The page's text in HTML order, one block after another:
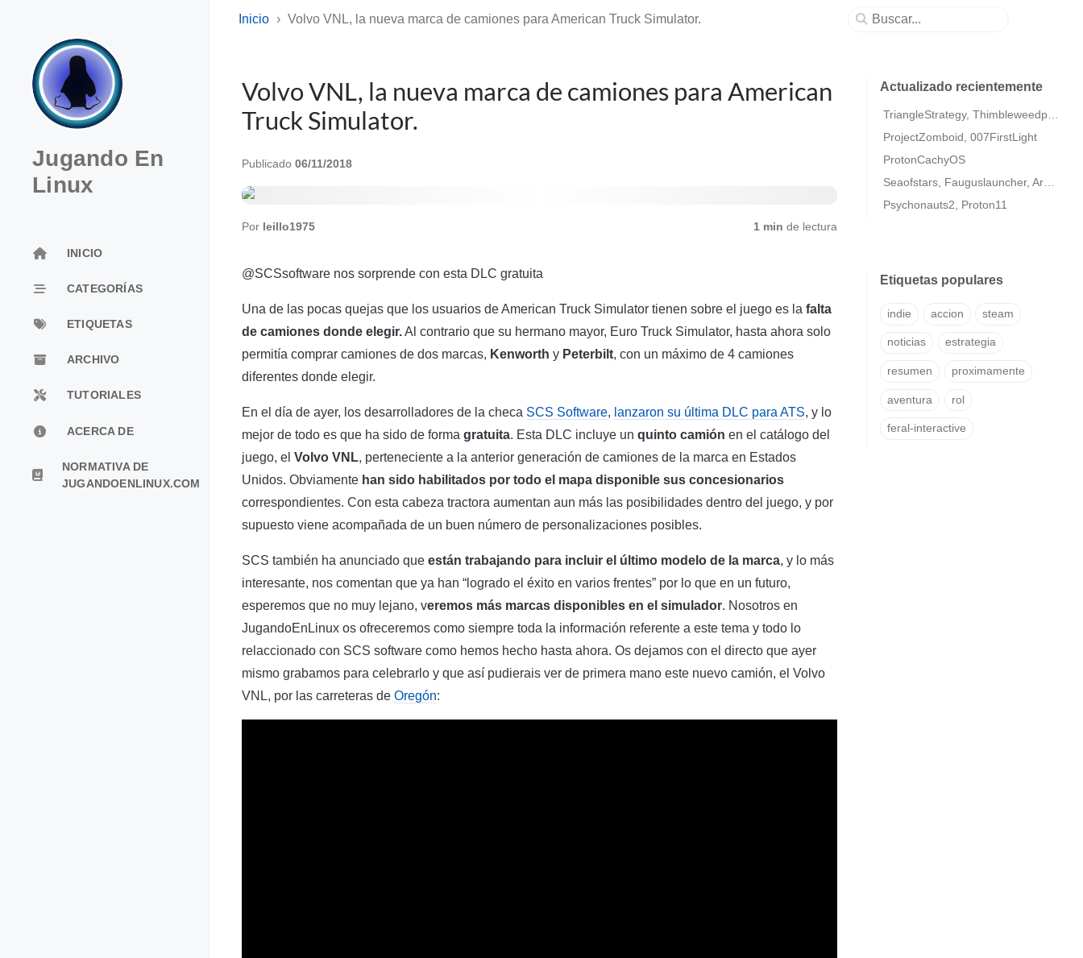
Jugando En
Linux
INICIO
CATEGORÍAS
ETIQUETAS
ARCHIVO
TUTORIALES
ACERCA DE
NORMATIVA DE
JUGANDOENLINUX.COM
Inicio Volvo VNL, la nueva marca de camiones para American Truck Simulator.
Volvo VNL, la nueva marca de camiones para American
Truck Simulator.
Publicado 06/11/2018
Por leillo1975 1 min de lectura
@SCSsoftware nos sorprende con esta DLC gratuita
Una de las pocas quejas que los usuarios de American Truck Simulator tienen sobre el juego es la falta
de camiones donde elegir.Al contrario que su hermano mayor, Euro Truck Simulator, hasta ahora solo
permitía comprar camiones de dos marcas, Kenworth y Peterbilt, con un máximo de 4 camiones
diferentes donde elegir.
En el día de ayer, los desarrolladores de la checa SCS Software, lanzaron su última DLC para ATS, y lo
mejor de todo es que ha sido de forma gratuita. Esta DLC incluye un quinto camión en el catálogo del
juego, el Volvo VNL, perteneciente a la anterior generación de camiones de la marca en Estados
Unidos. Obviamente han sido habilitados por todo el mapa disponible sus concesionarios
correspondientes. Con esta cabeza tractora aumentan aun más las posibilidades dentro del juego, y por
supuesto viene acompañada de un buen número de personalizaciones posibles.
SCS también ha anunciado que están trabajando para incluir el último modelo de la marca, y lo más
interesante, nos comentan que ya han “logrado el éxito en varios frentes” por lo que en un futuro,
esperemos que no muy lejano, veremos más marcas disponibles en el simulador. Nosotros en
JugandoEnLinux os ofreceremos como siempre toda la información referente a este tema y todo lo
relaccionado con SCS software como hemos hecho hasta ahora. Os dejamos con el directo que ayer
mismo grabamos para celebrarlo y que así pudierais ver de primera mano este nuevo camión, el Volvo
VNL, por las carreteras de Oregón:
Actualizado recientemente
ProjectZomboid, 007FirstLight
ProtonCachyOS
Psychonauts2, Proton11
Etiquetas populares
indie accion steam
noticias estrategia
resumen proximamente
aventura rol
feral-interactive